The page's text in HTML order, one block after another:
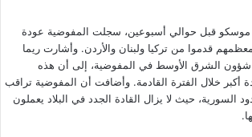
موسكو قبل حوالي أسبوعين، سجلت المفوضية عودة
قدموا من تركيا ولبنان والأردن. وأشارت ريما
الشرق الأوسط في المفوضية، إلى أن هذه
أكبر خلال الفترة القادمة. وأضافت أن المفوضية تراقب
حيث لا يزال القادة الجدد في البلاد يعملون